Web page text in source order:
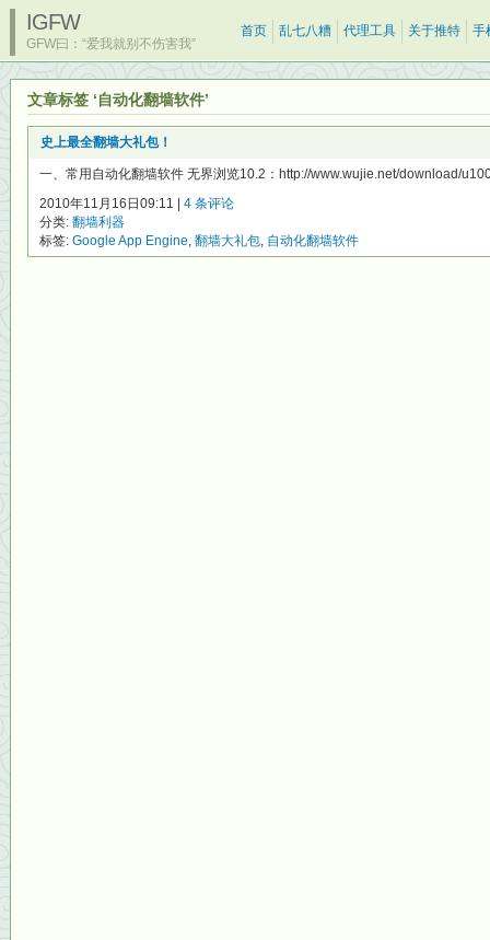
IGFW
GFW曰：“爱我就别不伤害我”
首页 乱七八糟 代理工具 关于推特 手
文章标签 ‘自动化翻墙软件’
史上最全翻墙大礼包！
一、常用自动化翻墙软件 无界浏览10.2：http://www.wujie.net/download/
2010年11月16日09:11 | 4 条评论
分类: 翻墙利器
标签: Google App Engine, 翻墙大礼包, 自动化翻墙软件